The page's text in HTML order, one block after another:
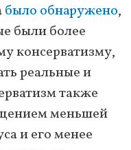
было обнаружено,
были более
консерватизму,
реальные и
также
меньшей
и его менее